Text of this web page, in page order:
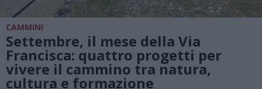
CAMMINI
Settembre, il mese della Via
Francisca: quattro progetti per
vivere il cammino tra natura,
cultura e formazione